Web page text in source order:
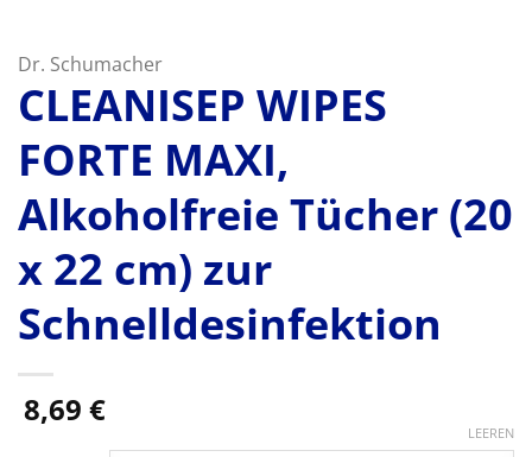
Dr. Schumacher
CLEANISEP WIPES
FORTE MAXI,
Alkoholfreie Tücher (20
x 22 cm) zur
Schnelldesinfektion
8,69 €
LEEREN